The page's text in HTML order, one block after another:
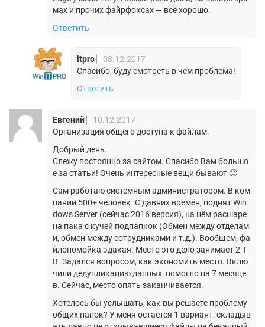
мах и прочих файрфоксах — всё хорошо.
Ответить
itpro
08.12.2017
Спасибо, буду смотреть в чем проблема!
Ответить
Евгений
10.12.2017
Организация общего доступа к файлам.
Добрый день.
Слежу постоянно за сайтом. Спасибо Вам большо
е за статьи! Очень интересные вещи бывают 🙂
Сам работаю системным администратором. В ком
пании 500+ человек. С давних времён, поднят Win
dows Server (сейчас 2016 версия), на нём расшаре
на пака с кучей подпапкок (Обмен между отделам
и, обмен между сотрудниками и т.д.). Вообщем, фа
йлопомойка эдакая. Место это дело занимает 2 T
B. Задался вопросом, как экономить место. Вклю
чили дедупликацию данных, помогло на 7 месяце
в. Сейчас, место опять заканчивается.
Хотелось бы услышать, как вы решаете проблему
общих папок? У меня остаётся 1 вариант: складыв